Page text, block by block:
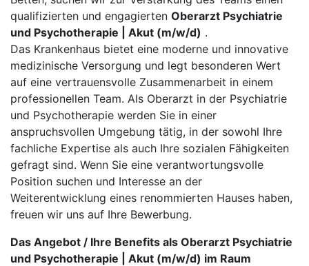
qualifizierten und engagierten Oberarzt Psychiatrie
und Psychotherapie | Akut (m/w/d) .
Das Krankenhaus bietet eine moderne und innovative
medizinische Versorgung und legt besonderen Wert
auf eine vertrauensvolle Zusammenarbeit in einem
professionellen Team. Als Oberarzt in der Psychiatrie
und Psychotherapie werden Sie in einer
anspruchsvollen Umgebung tätig, in der sowohl Ihre
fachliche Expertise als auch Ihre sozialen Fähigkeiten
gefragt sind. Wenn Sie eine verantwortungsvolle
Position suchen und Interesse an der
Weiterentwicklung eines renommierten Hauses haben,
freuen wir uns auf Ihre Bewerbung.
Das Angebot / Ihre Benefits als Oberarzt Psychiatrie
und Psychotherapie | Akut (m/w/d) im Raum